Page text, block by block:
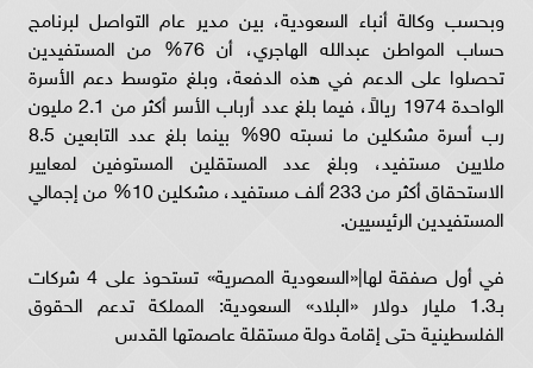
وبحسب وكالة أنباء السعودية، بين مدير عام التواصل لبرنامج
حساب المواطن عبدالله الهاجري، أن 76% من المستفيدين
تحصلوا على الدعم في هذه الدفعة، وبلغ متوسط دعم الأسرة
الواحدة 1974 ريالاً، فيما بلغ عدد أرباب الأسر أكثر من 2.1 مليون
رب أسرة مشكلين ما نسبته 90% بينما بلغ عدد التابعين 8.5
ملايين مستفيد، وبلغ عدد المستقلين المستوفين لمعايير
الاستحقاق أكثر من 233 ألف مستفيد، مشكلين 10% من إجمالي
المستفيدين الرئيسيين.
في أول صفقة لها|«السعودية المصرية» تستحوذ على 4 شركات
بـ1.3 مليار دولار «البلاد» السعودية: المملكة تدعم الحقوق
الفلسطينية حتى إقامة دولة مستقلة عاصمتها القدس